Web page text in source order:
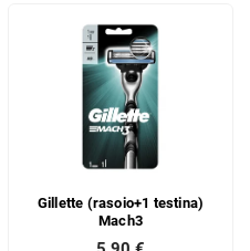
Gillette (rasoio+1 testina)
Mach3